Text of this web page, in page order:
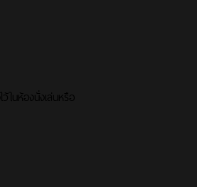
นห้องนั่งเล่นหรือ